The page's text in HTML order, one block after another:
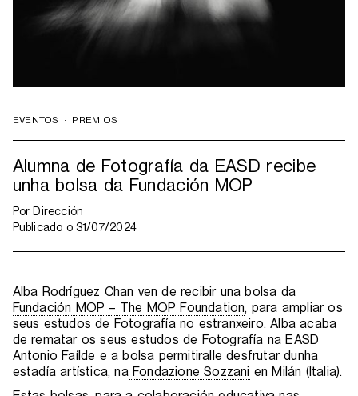
EVENTOS · PREMIOS
Alumna de Fotografía da EASD recibe
unha bolsa da Fundación MOP
Por Dirección
Publicado o 31/07/2024
Alba Rodríguez Chan ven de recibir una bolsa da
Fundación MOP – The MOP Foundation, para ampliar os
seus estudos de Fotografía no estranxeiro. Alba acaba
de rematar os seus estudos de Fotografía na EASD
Antonio Faílde e a bolsa permitiralle desfrutar dunha
estadía artística, naFondazione Sozzani en Milán (Italia).